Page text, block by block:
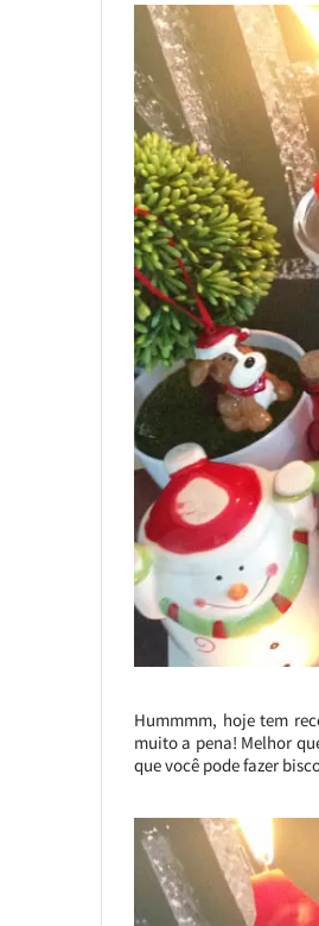
Hummmm, hoje tem
muito a pena! Melhor
que você pode fazer